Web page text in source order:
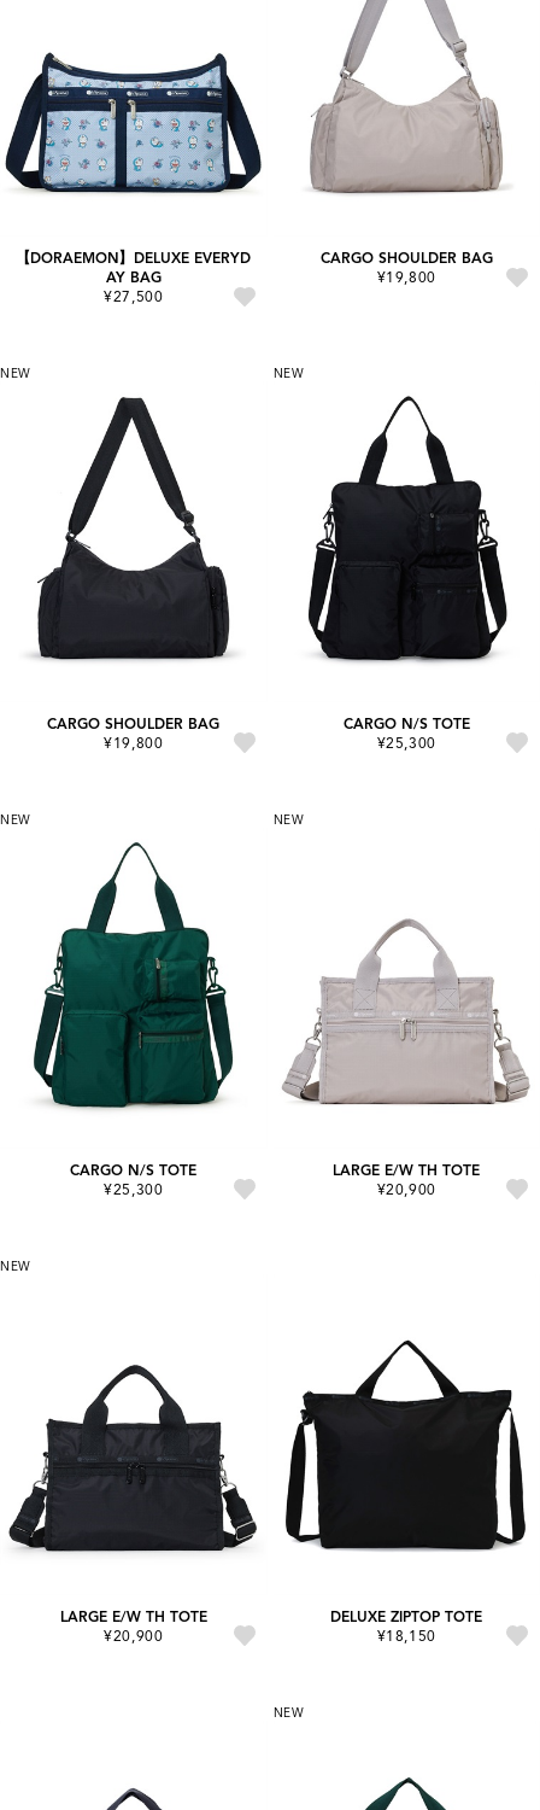
【DORAEMON】DELUXE EVERYD
AY BAG
¥27,500
CARGO SHOULDER BAG
¥19,800
NEW
CARGO SHOULDER BAG
¥19,800
NEW
CARGO N/S TOTE
¥25,300
NEW
CARGO N/S TOTE
¥25,300
NEW
LARGE E/W TH TOTE
¥20,900
NEW
LARGE E/W TH TOTE
¥20,900
DELUXE ZIPTOP TOTE
¥18,150
NEW